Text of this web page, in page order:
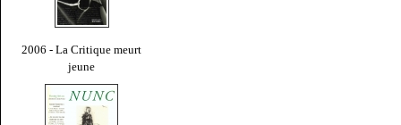
2006 - La Critique meurt
jeune